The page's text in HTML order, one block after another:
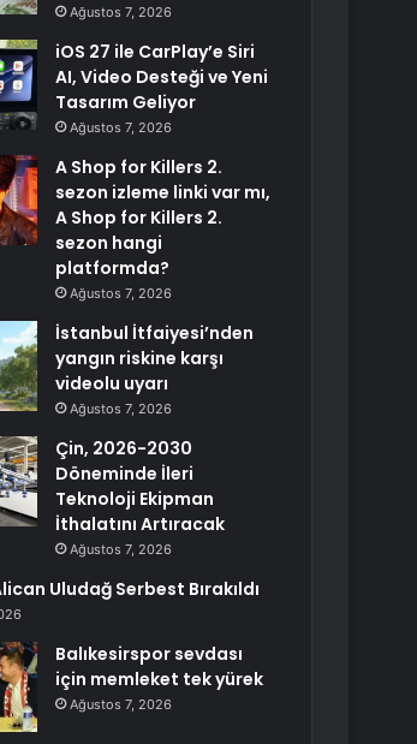
Ağustos 7, 2026
iOS 27 ile CarPlay’e Siri
AI, Video Desteği ve Yeni
Tasarım Geliyor
Ağustos 7, 2026
A Shop for Killers 2.
sezon izleme linki var mı,
A Shop for Killers 2.
sezon hangi
platformda?
Ağustos 7, 2026
İstanbul İtfaiyesi’nden
yangın riskine karşı
videolu uyarı
Ağustos 7, 2026
Çin, 2026-2030
Döneminde İleri
Teknoloji Ekipman
İthalatını Artıracak
Ağustos 7, 2026
Uludağ Serbest Bırakıldı
Balıkesirspor sevdası
için memleket tek yürek
Ağustos 7, 2026